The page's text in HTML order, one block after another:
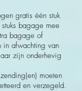
gratis één stuk
bagage mee
bagage of
in afwachting van
zijn onderhevig
moeten
en verzegeld.